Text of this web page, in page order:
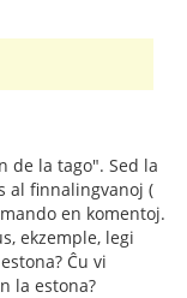
de la tago". Sed la
al finnalingvanoj (
en komentoj.
ekzemple, legi
Ĉu vi
la estona?